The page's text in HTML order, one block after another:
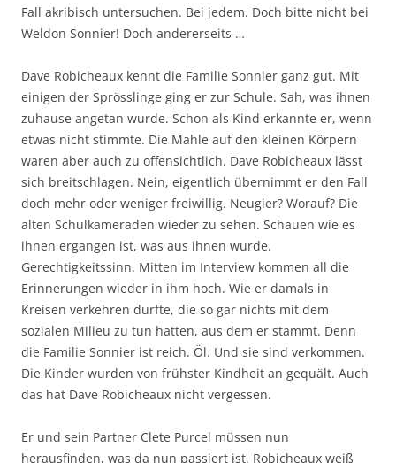
Fall akribisch untersuchen. Bei jedem. Doch bitte nicht bei
Weldon Sonnier! Doch andererseits …
Dave Robicheaux kennt die Familie Sonnier ganz gut. Mit
einigen der Sprösslinge ging er zur Schule. Sah, was ihnen
zuhause angetan wurde. Schon als Kind erkannte er, wenn
etwas nicht stimmte. Die Mahle auf den kleinen Körpern
waren aber auch zu offensichtlich. Dave Robicheaux lässt
sich breitschlagen. Nein, eigentlich übernimmt er den Fall
doch mehr oder weniger freiwillig. Neugier? Worauf? Die
alten Schulkameraden wieder zu sehen. Schauen wie es
ihnen ergangen ist, was aus ihnen wurde.
Gerechtigkeitssinn. Mitten im Interview kommen all die
Erinnerungen wieder in ihm hoch. Wie er damals in
Kreisen verkehren durfte, die so gar nichts mit dem
sozialen Milieu zu tun hatten, aus dem er stammt. Denn
die Familie Sonnier ist reich. Öl. Und sie sind verkommen.
Die Kinder wurden von frühster Kindheit an gequält. Auch
das hat Dave Robicheaux nicht vergessen.
Er und sein Partner Clete Purcel müssen nun
herausfinden, was da nun passiert ist. Robicheaux weiß